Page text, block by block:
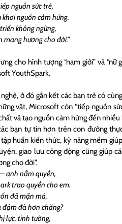
nguồn sức trẻ,
nguồn cảm hứng.
không ngừng,
mang hương cho đời.”
cho hình tượng “nam giới” và “nữ
YouthSpark.
ở đó gắn kết các bạn trẻ có
vật, Microsoft còn “tiếp nguồn
và tạo nguồn cảm hứng đến
bạn tự tin hơn trên con đường
huấn kiến thức, kỹ năng mềm
giao lưu công động cũng giúp
cho đời”.
anh nắm quyền,
trao quyền cho em.
đã mặn mà,
đậm đà hơn chăng?
lực, tinh tường,